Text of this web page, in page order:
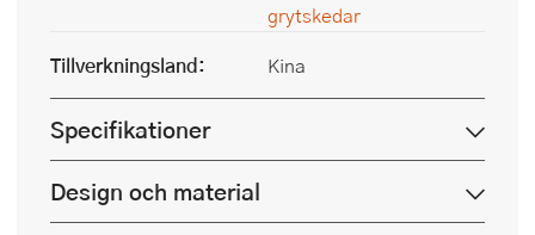
grytskedar
Tillverkningsland:
Kina
Specifikationer
Design och material